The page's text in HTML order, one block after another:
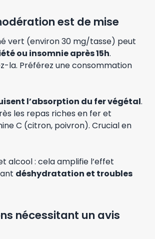
est de mise
vert (environ 30 mg/tasse) peut
ou insomnie après 15h.
la. Préférez une consommation
l’absorption du fer végétal.
les repas riches en fer et
C (citron, poivron). Crucial en
alcool : cela amplifie l’effet
déshydratation et troubles
nécessitant un avis